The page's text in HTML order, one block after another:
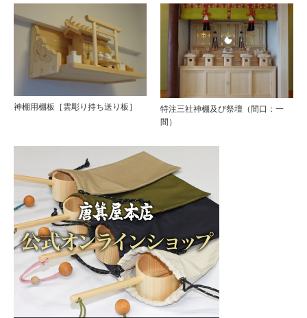
神棚用棚板［雲彫り持ち送り板］
特注三社神棚及び祭壇（間口：一
間）